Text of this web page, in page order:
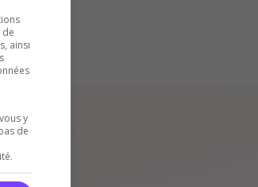
de
ainsi
y
de